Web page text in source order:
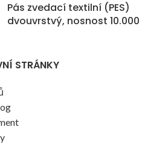
Pás zvedací textilní (PES)
dvouvrstvý, nosnost 10.000
STRÁNKY